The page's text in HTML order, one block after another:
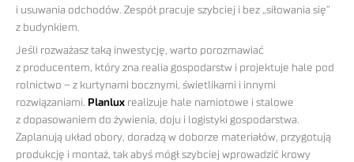
i usuwania odchodów. Zespół pracuje szybciej i bez „siłowania się”
z budynkiem.
Jeśli rozważasz taką inwestycję, warto porozmawiać
z producentem, który zna realia gospodarstw i projektuje hale pod
rolnictwo – z kurtynami bocznymi, świetlikami i innymi
rozwiązaniami. Planlux realizuje hale namiotowe i stalowe
z dopasowaniem do żywienia, doju i logistyki gospodarstwa.
Zaplanują układ obory, doradzą w doborze materiałów, przygotują
produkcję i montaż, tak abyś mógł szybciej wprowadzić krowy